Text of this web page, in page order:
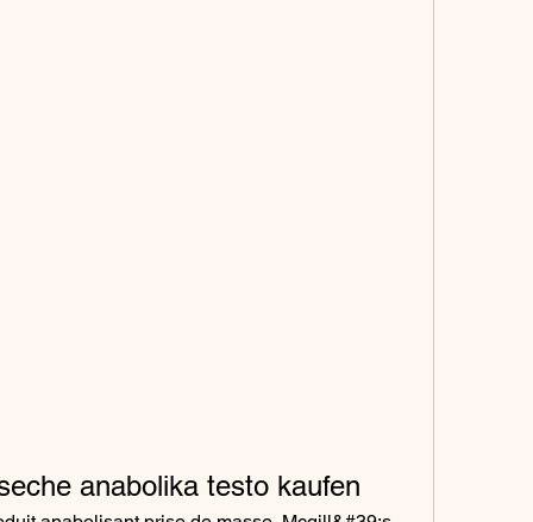
anabolika testo kaufen